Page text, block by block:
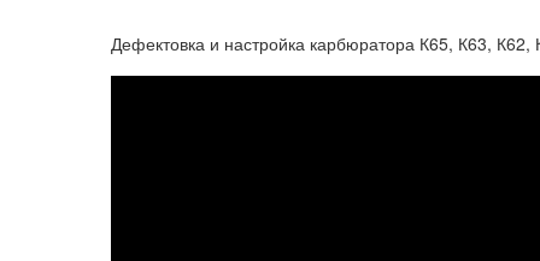
Дефектовка и настройка карбюратора К65, К63, К62,